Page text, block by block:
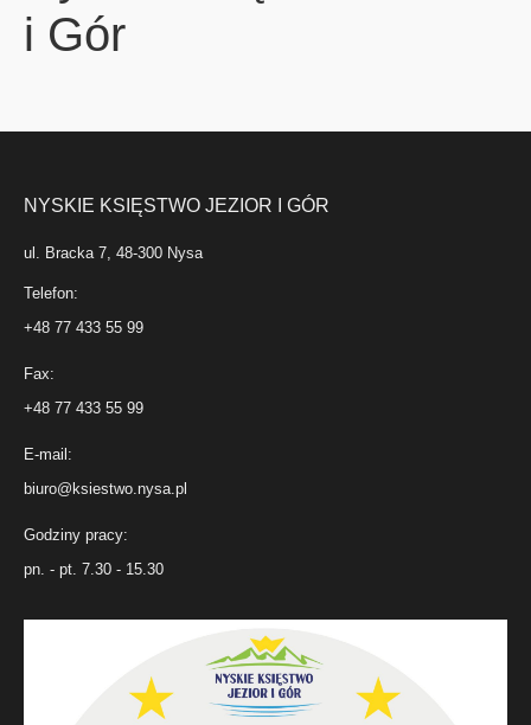
i Gór
NYSKIE KSIĘSTWO JEZIOR I GÓR
ul. Bracka 7, 48-300 Nysa
Telefon:
+48 77 433 55 99
Fax:
+48 77 433 55 99
E-mail:
biuro@ksiestwo.nysa.pl
Godziny pracy:
pn. - pt. 7.30 - 15.30